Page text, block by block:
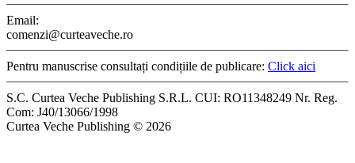
Email:
comenzi@curteaveche.ro
Pentru manuscrise consultați condițiile de publicare: Click aici
S.C. Curtea Veche Publishing S.R.L. CUI: RO11348249 Nr. Reg.
Com: J40/13066/1998
Curtea Veche Publishing © 2026